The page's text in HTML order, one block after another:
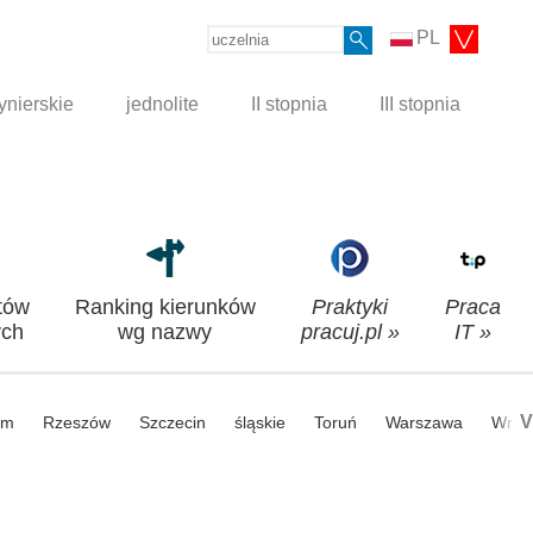
PL
jednolite II stopnia III stopnia
Ranking kierunków
wg nazwy
Praktyki
pracuj.pl »
Praca
IT »
Rzeszów Szczecin śląskie Toruń Warszawa V